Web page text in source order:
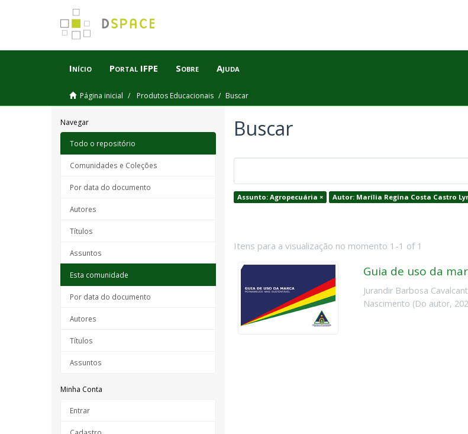
Início Portal IFPE Sobre Ajuda
Página inicial Produtos Educacionais Buscar
Navegar
Todo o repositório
Comunidades e Coleções
Por data do documento
Autores
Títulos
Assuntos
Esta comunidade
Por data do documento
Autores
Títulos
Assuntos
Minha Conta
Entrar
Buscar
Assunto: Agropecuária × Autor: Marília Regina Costa Castro
Itens para a visualização no momento 1-1 of 1
Guia de uso da
Jurandir Barbosa
Nascimento (Do autor,